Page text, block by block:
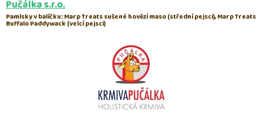
Pučálka s.r.o.
Pamlsky v balíčku: Marp Treats sušené hovězí maso (střední pejsci), Marp Treats
Buffalo Paddywack (velcí pejsci)